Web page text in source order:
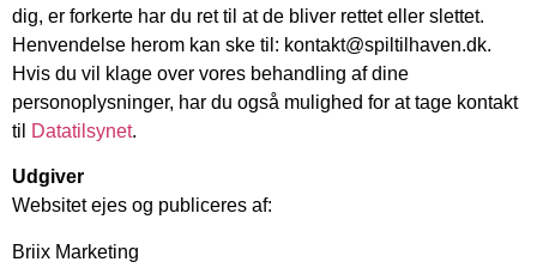
dig, er forkerte har du ret til at de bliver rettet eller slettet.
Henvendelse herom kan ske til: kontakt@spiltilhaven.dk.
Hvis du vil klage over vores behandling af dine
personoplysninger, har du også mulighed for at tage kontakt
til
Datatilsynet.
Udgiver
Websitet ejes og publiceres af:
Briix Marketing